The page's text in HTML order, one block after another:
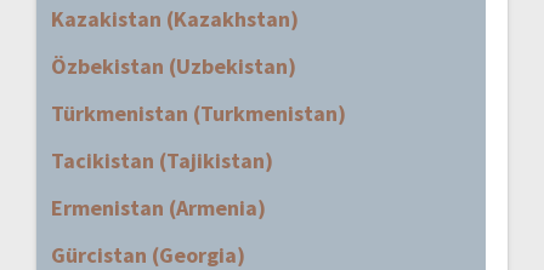
Kazakistan (Kazakhstan)
Özbekistan (Uzbekistan)
Türkmenistan (Turkmenistan)
Tacikistan (Tajikistan)
Ermenistan (Armenia)
Gürcistan (Georgia)